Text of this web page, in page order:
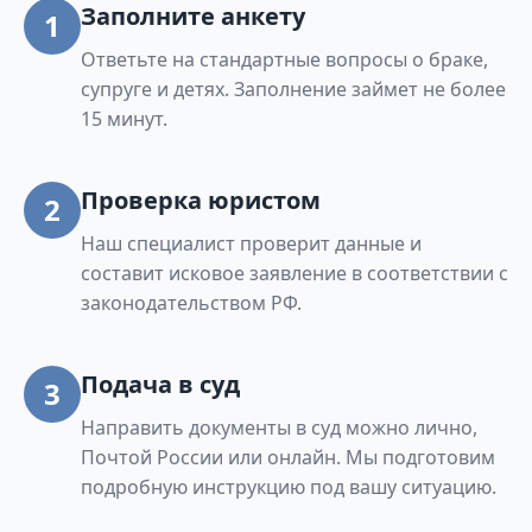
(коллективный сад), "Учитель" (коллективный
сад), "Юность" (коллективный сад).
1 Заполните анкету
Ответьте на стандартные вопросы о браке,
супруге и детях. Заполнение займет не более
15 минут.
2 Проверка юристом
Наш специалист проверит данные и
составит исковое заявление в соответствии с
законодательством РФ.
3 Подача в суд
Направить документы в суд можно лично,
Почтой России или онлайн. Мы подготовим
подробную инструкцию под вашу ситуацию.